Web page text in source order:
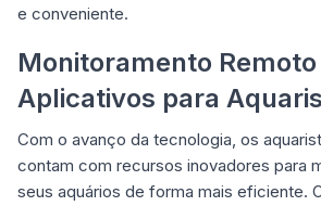
e conveniente.
Monitoramento Remoto
Aplicativos para
Com o avanço da tecnologia, os
contam com recursos inovadores para
seus aquários de forma mais eficiente.